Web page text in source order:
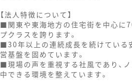
【法人特徴について】
■関東や東海地方の住宅街を中心に
プクラスを誇ります。
■30年以上の連続成長を続けている
営基盤を固めています。
■現場の声を重視する社風であり、
中できる環境を整えています。